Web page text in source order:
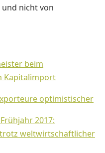
nicht von
beim
Kapitalimport
optimistischer
2017:
weltwirtschaftlicher